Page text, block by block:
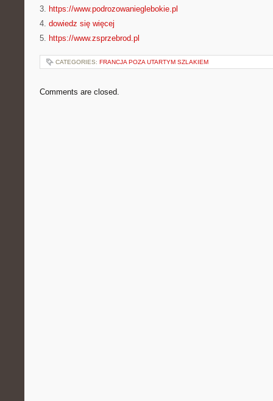
3. https://www.podrozowanieglebokie.pl
4. dowiedz się więcej
5. https://www.zsprzebrod.pl
CATEGORIES: FRANCJA POZA UTARTYM SZLAKIEM
Comments are closed.